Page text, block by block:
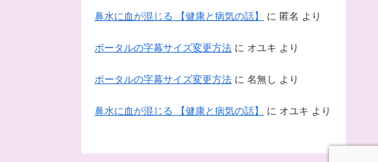
鼻水に血が混じる 【健康と病気の話】 に 匿名 より
ポータルの字幕サイズ変更方法 に オユキ より
ポータルの字幕サイズ変更方法 に 名無し より
鼻水に血が混じる 【健康と病気の話】 に オユキ より